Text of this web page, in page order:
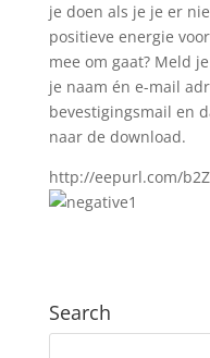
je doen als je je er
positieve energie
mee om gaat? Meld
je naam én e-mail
bevestigingsmail en
naar de download.
http://eepurl.com/
Search